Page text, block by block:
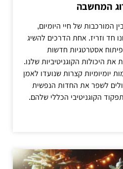
המחשבה
המורכבות של חיי היומיום,
חד וזריז. אחת הדרכים להשיג
אסטרטגיות חדשות
את היכולות הקוגניטיביות שלנו.
יומיומיות קצרות שנועדו לאמן
לשפר את החדות הנפשית
הקוגניטיבי הכללי שלהם.